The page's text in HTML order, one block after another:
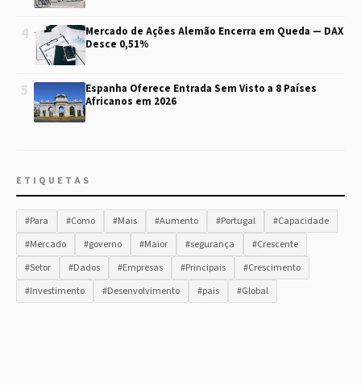
4
Mercado de Ações Alemão Encerra em Queda — DAX
Desce 0,51%
5
Espanha Oferece Entrada Sem Visto a 8 Países
Africanos em 2026
ETIQUETAS
#Para #Como #Mais #Aumento #Portugal
#Capacidade
#Mercado
#governo #Maior #segurança
#Crescente
#Setor
#Dados #Empresas #Principais
#Crescimento
#Investimento
#Desenvolvimento #pais #Global